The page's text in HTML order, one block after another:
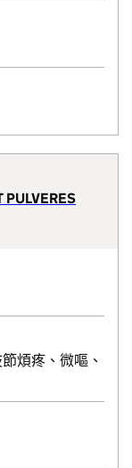
PULVERES
煩疼、微嘔、